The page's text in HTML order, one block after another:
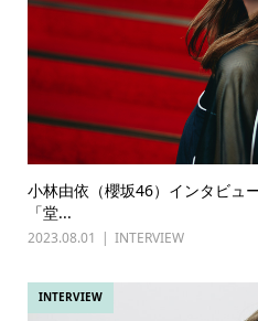
小林由依（櫻坂46）インタビュ
「堂...
2023.08.01 INTERVIEW
INTERVIEW